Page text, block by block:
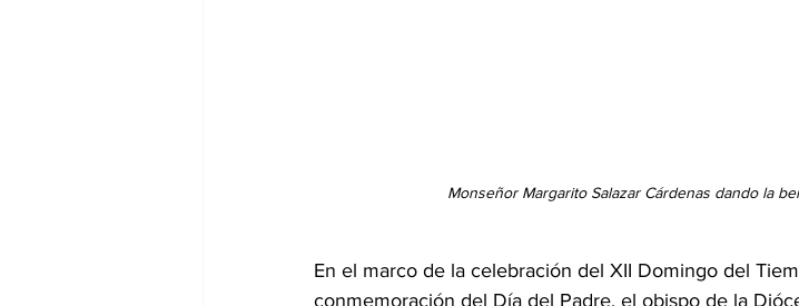
Monseñor Margarito Salazar Cárdenas dando la
En el marco de la celebración del XII Domingo del
conmemoración del Día del Padre, el obispo de la